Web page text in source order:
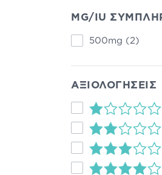
MG/IU
500mg (2)
ΑΞΙΟΛΟΓΗΣΕΙΣ